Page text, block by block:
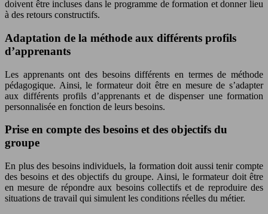
doivent être incluses dans le programme de formation et donner lieu
à des retours constructifs.
Adaptation de la méthode aux différents profils
d’apprenants
Les apprenants ont des besoins différents en termes de méthode
pédagogique. Ainsi, le formateur doit être en mesure de s’adapter
aux différents profils d’apprenants et de dispenser une formation
personnalisée en fonction de leurs besoins.
Prise en compte des besoins et des objectifs du
groupe
En plus des besoins individuels, la formation doit aussi tenir compte
des besoins et des objectifs du groupe. Ainsi, le formateur doit être
en mesure de répondre aux besoins collectifs et de reproduire des
situations de travail qui simulent les conditions réelles du métier.